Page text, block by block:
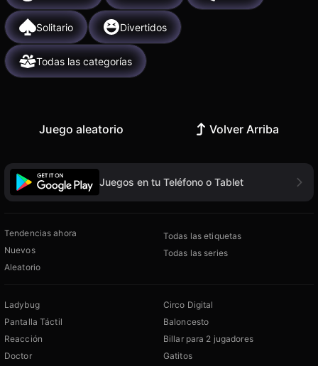
Solitario Divertidos
Todas las categorías
Juego aleatorio Volver Arriba
Juegos en tu Teléfono o Tablet
Tendencias ahora
Nuevos
Aleatorio
Todas las etiquetas
Todas las series
Ladybug
Pantalla Táctil
Reacción
Doctor
Circo Digital
Baloncesto
Billar para 2 jugadores
Gatitos